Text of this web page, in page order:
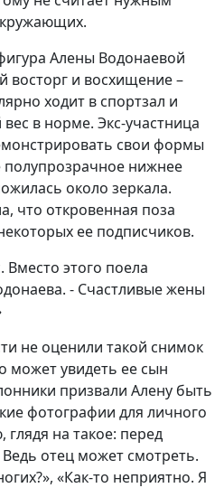
Алены Водонаевой
восторг и восхищение –
ходит в спортзал и
в норме. Экс-участница
свои формы
полупрозрачное нижнее
около зеркала.
что откровенная поза
ее подписчиков.
Вместо этого поела
- Счастливые жены
не оценили такой снимок
может увидеть ее сын
призвали Алену быть
фотографии для личного
глядя на такое: перед
отец может смотреть.
«Как-то неприятно. Я